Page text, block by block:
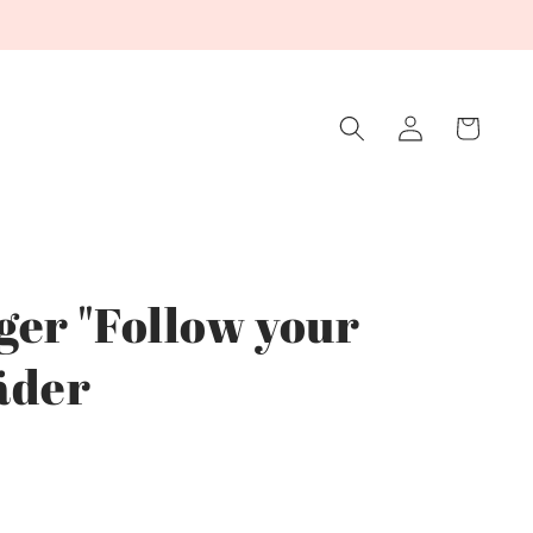
InloggenWinkelwagen
"Follow your